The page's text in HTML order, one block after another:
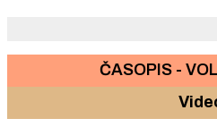
ČASOPIS -